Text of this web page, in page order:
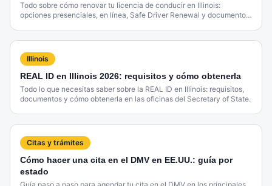
Todo sobre cómo renovar tu licencia de conducir en Illinois:
opciones presenciales, en línea, Safe Driver Renewal y documentos
Illinois
REAL ID en Illinois 2026: requisitos y cómo obtenerla
Todo lo que necesitas saber sobre la REAL ID en Illinois: requisitos,
documentos y cómo obtenerla en las oficinas del Secretary of State.
Citas y trámites
Cómo hacer una cita en el DMV en EE.UU.: guía por
estado